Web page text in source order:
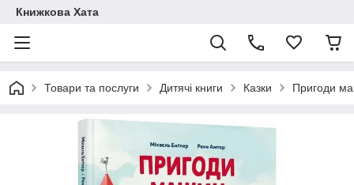
Книжкова Хата
Товари та послуги Дитячі книги Казки Пригоди